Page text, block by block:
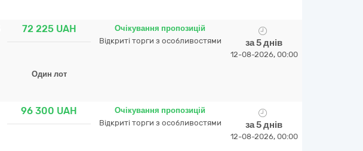
72 225 UAH
Один лот
Очікування пропозицій
Відкриті торги з особливостями
за 5 днів
12-08-2026, 00:00
96 300 UAH
Очікування пропозицій
Відкриті торги з особливостями
за 5 днів
12-08-2026, 00:00